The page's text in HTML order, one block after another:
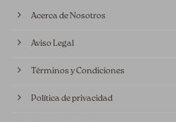
Acerca de Nosotros
Aviso Legal
Términos y Condiciones
Política de privacidad